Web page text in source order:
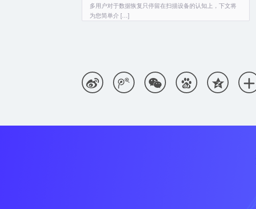
多用户对于数据恢复只停留在扫描设备的认知上，下文将
为您简单介 […]
     